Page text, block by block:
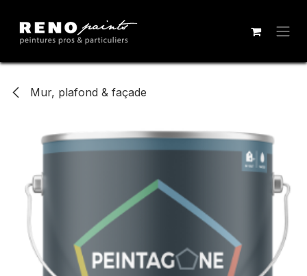
Mur, plafond & façade